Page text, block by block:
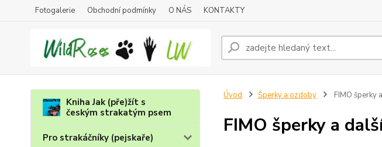
Fotogalerie Obchodní podmínky O NÁS KONTAKTY
Kniha Jak (pře)žít s
českým strakatým psem
Pro strakáčníky (pejskaře)
Úvod Šperky a ozdoby FIMO šperky
FIMO šperky a